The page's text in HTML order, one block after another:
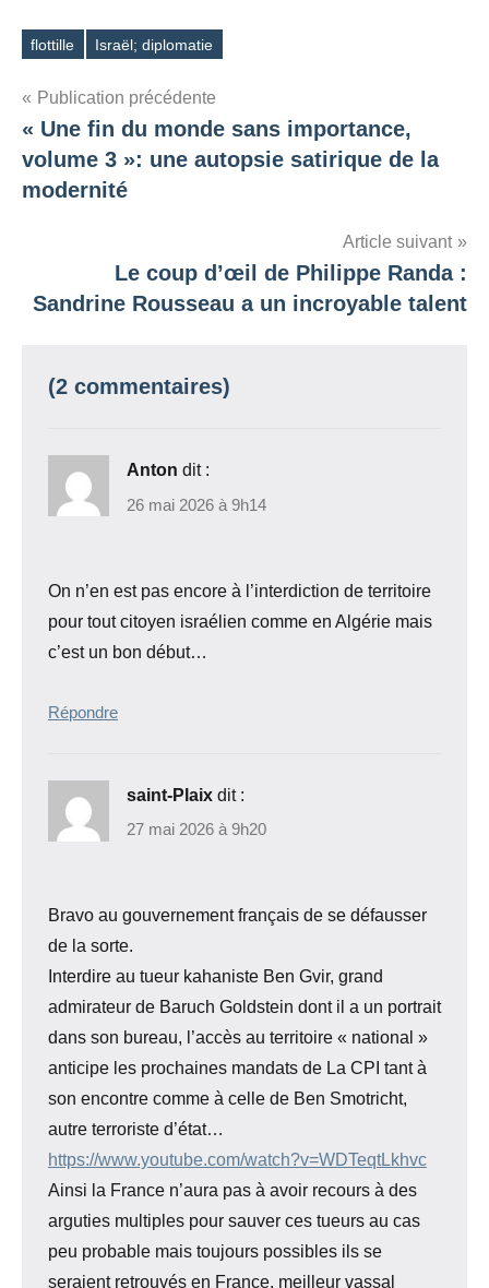
Étiquettes
flottille Israël; diplomatie
Navigation
de
l’article
Publication précédente
« Une fin du monde sans importance,
volume 3 »: une autopsie satirique de la
modernité
Article suivant
Le coup d’œil de Philippe Randa :
Sandrine Rousseau a un incroyable talent
(2 commentaires)
Anton dit :
26 mai 2026 à 9h14
On n’en est pas encore à l’interdiction de territoire
pour tout citoyen israélien comme en Algérie mais
c’est un bon début…
Répondre
saint-Plaix dit :
27 mai 2026 à 9h20
Bravo au gouvernement français de se défausser
de la sorte.
Interdire au tueur kahaniste Ben Gvir, grand
admirateur de Baruch Goldstein dont il a un portrait
dans son bureau, l’accès au territoire « national »
anticipe les prochaines mandats de La CPI tant à
son encontre comme à celle de Ben Smotricht,
autre terroriste d’état…
https://www.youtube.com/watch?v=WDTeqtLkhvc
Ainsi la France n’aura pas à avoir recours à des
arguties multiples pour sauver ces tueurs au cas
peu probable mais toujours possibles ils se
seraient retrouvés en France, meilleur vassal